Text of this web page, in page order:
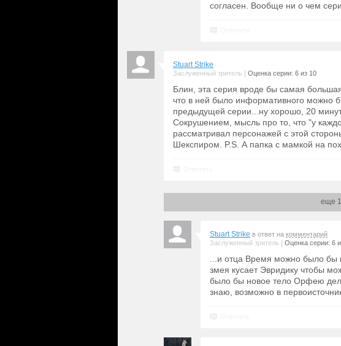
согласен. Вообще ни о чем
Stuart Strike
Заслуженный зритель Оценка серии: 6 из 10
Блин, эта серия вроде бы самая
что в ней было информативного можно
предыдущей серии...ну хорошо, 20
Сокрушением, мысль про то, что "у
рассматривал персонажей с этой
Шекспиром. P.S. А папка с мамкой на
еще
Stuart Strike в ответ на комментарий
Заслуженный зритель
Оценка серии: 6
...и отца Время можно было бы
змея кусает Эвридику чтобы
было бы новое тело Орфею
знаю, возможно в